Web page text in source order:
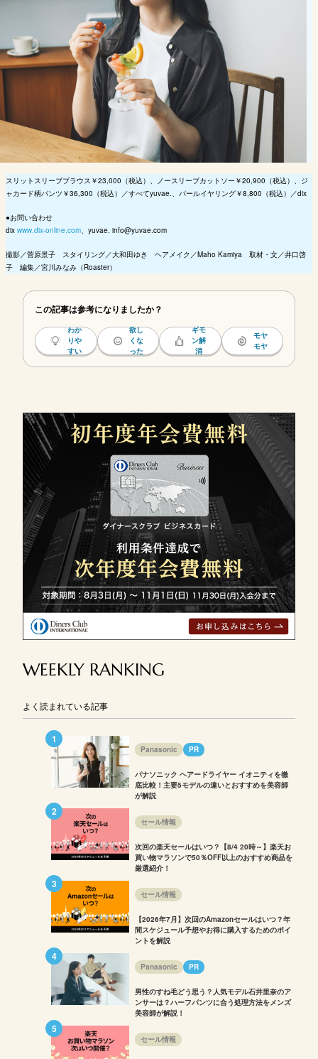
スリットスリーブブラウス￥23,000（税込）、ノースリーブカットソー￥20,900（税込）、ジ
ャカード柄パンツ￥36,300（税込）／すべてyuvae.、パールイヤリング￥8,800（税込）／dix
●お問い合わせ
dix www.dix-online.com、yuvae. info@yuvae.com
撮影／菅原景子 スタイリング／大和田ゆき ヘアメイク／Maho Kamiya 取材・文／井口啓
子 編集／宮川みなみ（Roaster）
この記事は参考になりましたか？
わか
りや
すい
欲し
くな
った
ギモ
ン解
消
モヤ
モヤ
WEEKLY RANKING
よく読まれている記事
Panasonic PR
パナソニック ヘアードライヤー イオニティを徹
底比較！主要5モデルの違いとおすすめを美容師
が解説
セール情報
次回の楽天セールはいつ？【8/4 20時～】楽天お
買い物マラソンで50％OFF以上のおすすめ商品を
厳選紹介！
セール情報
【2026年7月】次回のAmazonセールはいつ？年
間スケジュール予想やお得に購入するためのポイ
ントを解説
Panasonic PR
男性のすね毛どう思う？人気モデル石井里奈のア
ンサーは？ハーフパンツに合う処理方法をメンズ
美容師が解説！
セール情報